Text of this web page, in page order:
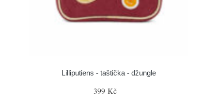
Lilliputiens - taštička - džungle
399 Kč